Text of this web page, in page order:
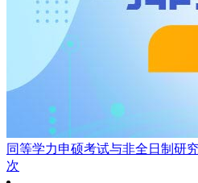
同等学力申硕考试与非全日制研
次